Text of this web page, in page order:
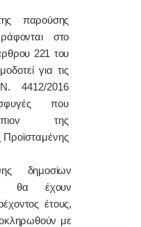
παρούσης
στο
221 του
για τις
4412/2016
που
της
δημοσίων
θα έχουν
έτους,
με